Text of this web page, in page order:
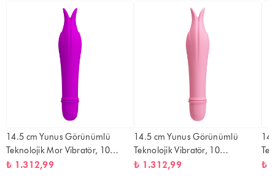
14.5 cm Yunus Görünümlü
Teknolojik Mor Vibratör, 10
Fonksiyonlu
₺ 1.312,99
14.5 cm Yunus Görünümlü
Teknolojik Vibratör, 10
Fonksiyonlu, Açık Pembe
₺ 1.312,99 ₺